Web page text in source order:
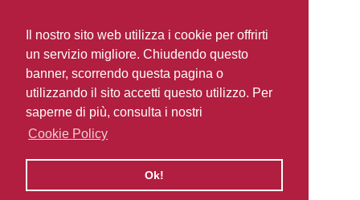
Il nostro sito web utilizza i cookie per offrirti
un servizio migliore. Chiudendo questo
banner, scorrendo questa pagina o
utilizzando il sito accetti questo utilizzo. Per
saperne di più, consulta i nostri
Cookie Policy
Ok!